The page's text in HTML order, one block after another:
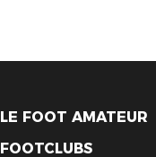
LE FOOT AMATEUR
FOOTCLUBS